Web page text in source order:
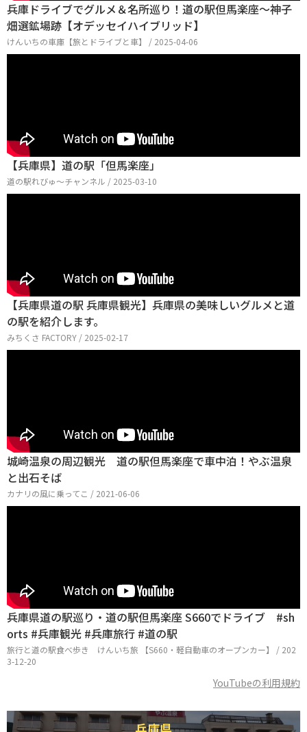
兵庫ドライブでグルメ＆名所巡り！道の駅但馬楽座～神子
畑選鉱場跡【オデッセイハイブリッド】
けんいちの車庫【旅とドライブと車】 / 2025-04-06
【兵庫県】道の駅「但馬楽座」
道の駅れびゅ〜チャンネル / 2025-03-10
【兵庫県道の駅 兵庫県観光】兵庫県の美味しいグルメと道
の駅を紹介します。
みちくさ FACTORY / 2025-02-17
城崎温泉の周辺観光 道の駅但馬楽座で車中泊！やぶ温泉
と出石そば
カナリの風に乗ってこ / 2021-06-06
兵庫県道の駅巡り・道の駅但馬楽座 S660でドライブ #sh
orts #兵庫観光 #兵庫旅行 #道の駅
旅行と道の駅食べ歩き けんいち旅 【S660・軽自動車のオープンカー】 / 202
3-12-20
YouTubeの利用規約